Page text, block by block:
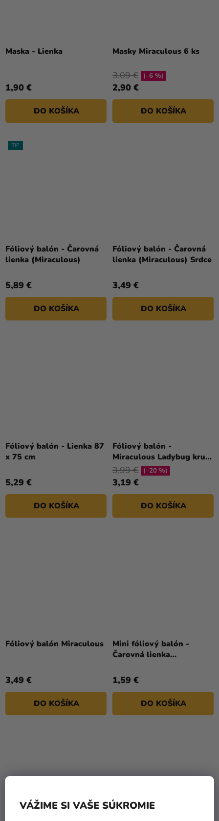
VÁŽIME SI VAŠE SÚKROMIE
Maska - Lienka
1,90 €
DO KOŠÍKA
Masky Miraculous 6 ks
2,90 €
3,09 € (–6 %)
DO KOŠÍKA
TIP
Fóliový balón - Čarovná
lienka (Miraculous)
5,89 €
DO KOŠÍKA
Fóliový balón - Čarovná
lienka (Miraculous) Srdce
3,49 €
DO KOŠÍKA
Fóliový balón - Lienka 87
x 75 cm
5,29 €
DO KOŠÍKA
Fóliový balón -
Miraculous Ladybug kruh
46 cm
3,19 €
3,99 € (–20 %)
DO KOŠÍKA
Fóliový balón Miraculous
3,49 €
DO KOŠÍKA
Mini fóliový balón -
Čarovná lienka
1,59 €
DO KOŠÍKA